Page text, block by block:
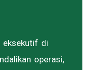
eksekutif di
operasi,